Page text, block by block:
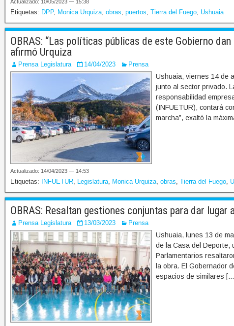
Actualizado: 10/05/2023 — 15:38
Etiquetas: DPP, Monica Urquiza, obras, puertos, Tierra del Fuego, Ushuaia
OBRAS: “Las políticas públicas de este Gobierno
afirmó Urquiza
Prensa Legislatura 14/04/2023 Prensa
Ushuaia, viernes 14 de
junto al sector privado.
responsabilidad
(INFUETUR), contará
marcha”, exaltó la
Actualizado: 14/04/2023 — 14:53
Etiquetas: INFUETUR, Legislatura, Monica Urquiza, obras, Tierra del Fuego,
OBRAS: Resaltan gestiones conjuntas para dar lugar
Prensa Legislatura 13/03/2023 Prensa
Ushuaia, lunes 13 de
de la Casa del Deporte,
Parlamentarios
la obra. El Gobernador
espacios de similares